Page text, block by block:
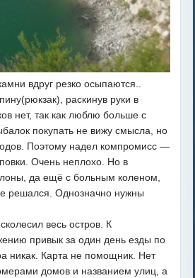
вдруг резко осыпаются..
раскинув руки в
нет, так как люблю больше с
покупать не вижу смысла, но
Поэтому надел компромисс —
Очень неплохо. Но в
да ещё с больным коленом,
решался. Однозначно нужны
весь остров. К
привык за один день езды по
никак. Карта не помощник. Нет
домов и названием улиц, а